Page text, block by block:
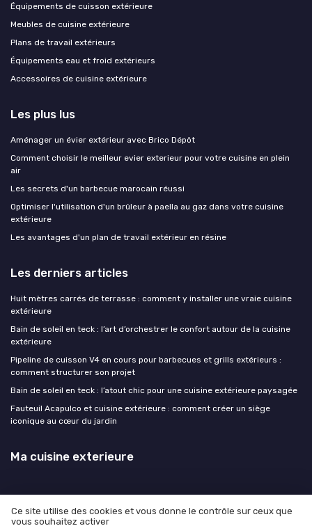
Équipements de cuisson extérieure
Meubles de cuisine extérieure
Plans de travail extérieurs
Équipements eau et froid extérieurs
Accessoires de cuisine extérieure
Les plus lus
Aménager un évier extérieur avec Brico Dépôt
Comment choisir le meilleur evier exterieur pour votre cuisine en plein
air
Les secrets d'un barbecue marocain réussi
Optimiser l'utilisation d'un brûleur à paella au gaz dans votre cuisine
extérieure
Les avantages d'un plan de travail extérieur en résine
Les derniers articles
Huit mètres carrés de terrasse : comment y installer une vraie cuisine
extérieure
Bain de soleil en teck : l’art d’orchestrer le confort autour de la cuisine
extérieure
Pipeline de cuisson V4 en cours pour barbecues et grills extérieurs :
comment structurer son projet
Bain de soleil en teck : l’atout chic pour une cuisine extérieure paysagée
Fauteuil Acapulco et cuisine extérieure : comment créer un siège
iconique au cœur du jardin
Ma cuisine exterieure
Ce site utilise des cookies et vous donne le contrôle sur ceux que
vous souhaitez activer